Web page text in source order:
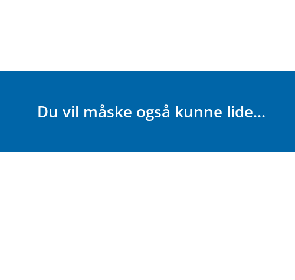
Du vil måske også kunne lide...